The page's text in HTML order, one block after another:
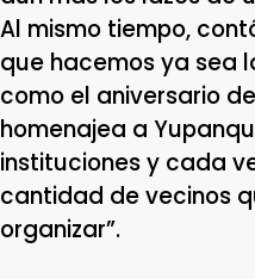
Al mismo tiempo,
que hacemos ya sea
como el aniversario
homenajea a
instituciones y cada
cantidad de vecinos
organizar”.